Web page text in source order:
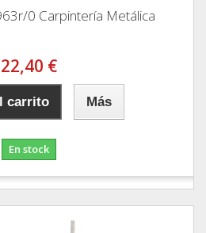
0 Carpintería Metálica
22,40 €
carrito Más
En stock